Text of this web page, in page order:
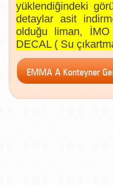
yüklendiğindeki
detaylar asit
olduğu liman,
DECAL ( Su